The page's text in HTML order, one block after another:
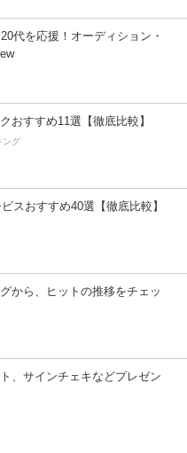
代を応援！オーディション・
おすすめ11選【徹底比較】
ング
スおすすめ40選【徹底比較】
から、ヒットの推移をチェッ
、サインチェキなどプレゼン